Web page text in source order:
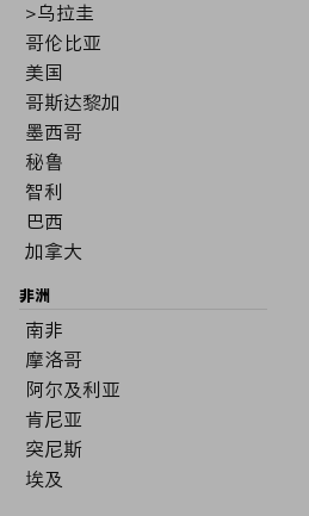
>乌拉圭
哥伦比亚
美国
哥斯达黎加
墨西哥
秘鲁
智利
巴西
加拿大
非洲
南非
摩洛哥
阿尔及利亚
肯尼亚
突尼斯
埃及